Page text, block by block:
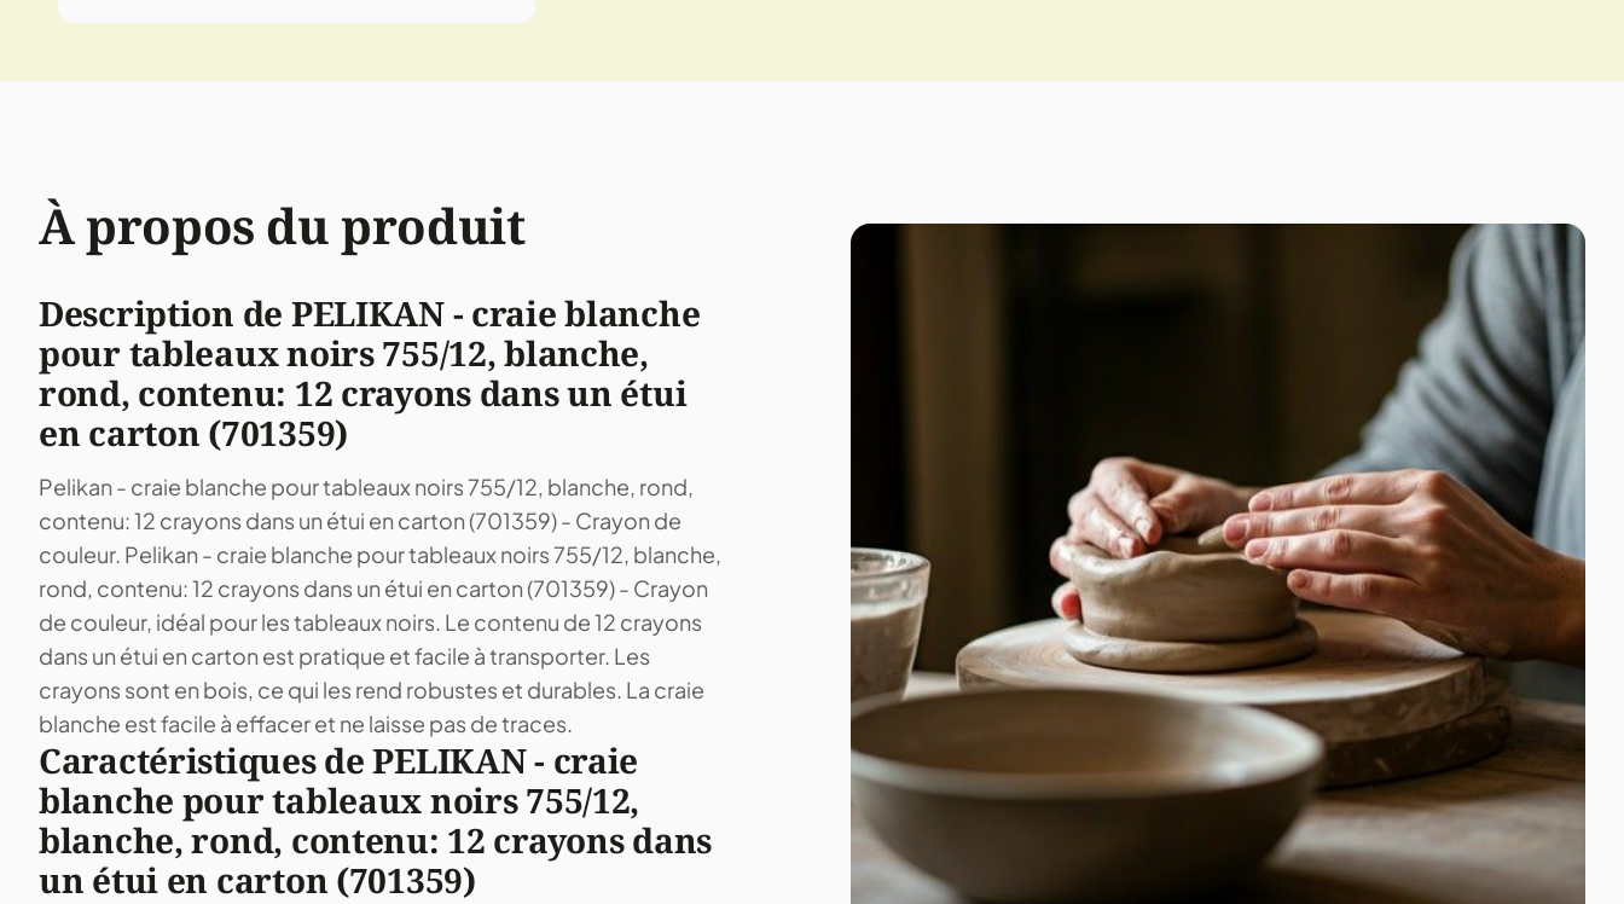
À propos du produit
Description de PELIKAN - craie blanche
pour tableaux noirs 755/12, blanche,
rond, contenu: 12 crayons dans un étui
en carton (701359)
Pelikan - craie blanche pour tableaux noirs 755/12, blanche, rond,
contenu: 12 crayons dans un étui en carton (701359) - Crayon de
couleur. Pelikan - craie blanche pour tableaux noirs 755/12, blanche,
rond, contenu: 12 crayons dans un étui en carton (701359) - Crayon
de couleur, idéal pour les tableaux noirs. Le contenu de 12 crayons
dans un étui en carton est pratique et facile à transporter. Les
crayons sont en bois, ce qui les rend robustes et durables. La craie
blanche est facile à effacer et ne laisse pas de traces.
Caractéristiques de PELIKAN - craie
blanche pour tableaux noirs 755/12,
blanche, rond, contenu: 12 crayons dans
un étui en carton (701359)